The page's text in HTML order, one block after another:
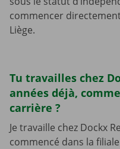
commencer
Liège.
Tu travailles chez
années déjà,
carrière ?
Je travaille chez Dockx
commencé dans la